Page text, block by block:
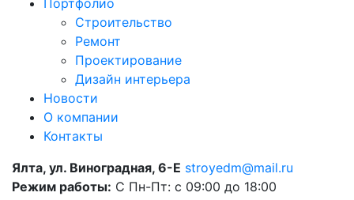
Портфолио
Строительство
Ремонт
Проектирование
Дизайн интерьера
Новости
О компании
Контакты
Ялта, ул. Виноградная, 6-Е stroyedm@mail.ru
Режим работы: С Пн-Пт: с 09:00 до 18:00